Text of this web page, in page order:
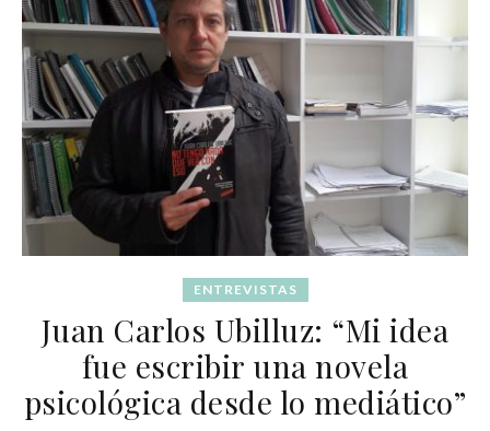
ENTREVISTAS
Juan Carlos Ubilluz: “Mi idea
fue escribir una novela
psicológica desde lo mediático”